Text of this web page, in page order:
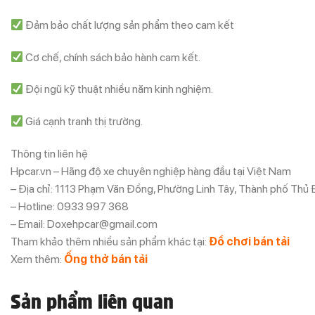
Đảm bảo chất lượng sản phẩm theo cam kết
Cơ chế, chính sách bảo hành cam kết.
Đội ngũ kỹ thuật nhiều năm kinh nghiệm.
Giá cạnh tranh thị trường.
Thông tin liên hệ
Hpcar.vn – Hãng độ xe chuyên nghiệp hàng đầu tại Việt Nam
– Địa chỉ: 1113 Phạm Văn Đồng, Phường Linh Tây, Thành phố Thủ
– Hotline: 0933 997 368
– Email: Doxehpcar@gmail.com
Tham khảo thêm nhiều sản phẩm khác tại: Đồ chơi bán tải
Xem thêm: Ống thở bán tải
Sản phẩm liên quan